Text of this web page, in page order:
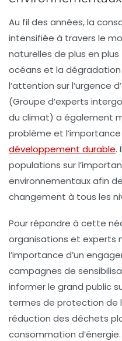
Au fil des années, la
intensifiée à travers le
naturelles de plus en
océans et la
l’attention sur l’urgence
(Groupe d’experts
du climat) a également
problème et
développement durable.
populations sur
environnementaux afin
changement à tous les
Pour répondre à cette
organisations et experts
l’importance d’un
campagnes de
informer le grand public
termes de protection de
réduction des déchets
consommation d’énergie.